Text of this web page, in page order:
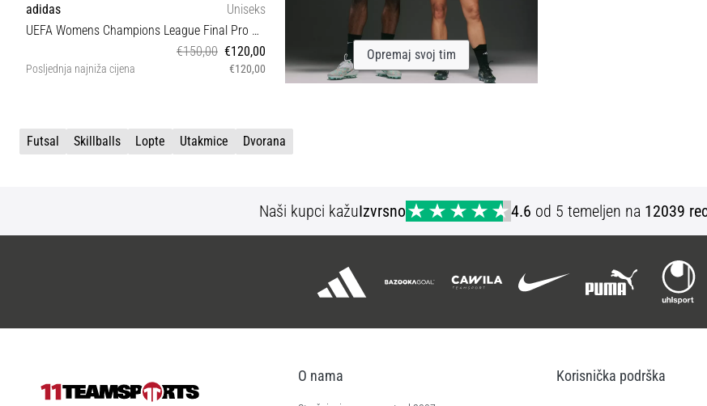
adidas
Uniseks
UEFA Womens Champions League Final Pro Match Ball 2025/26
€150,00 €120,00
Posljednja najniža cijena €120,00
Opremaj svoj tim
Futsal Skillballs Lopte Utakmice Dvorana
Naši kupci kažuIzvrsno 4.6 od 5 temeljen na 12039
O nama Korisnička podrška